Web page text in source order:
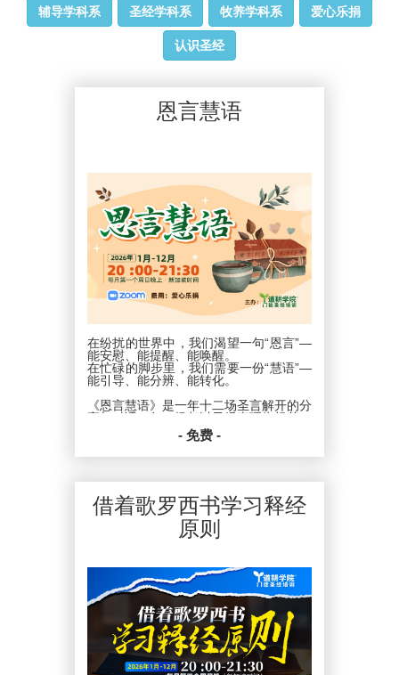
辅导学科系 圣经学科系 牧养学科系 爱心乐捐
认识圣经
恩言慧语
在纷扰的世界中，我们渴望一句“恩言”—
能安慰、能提醒、能唤醒。
在忙碌的脚步里，我们需要一份“慧语”—
能引导、能分辨、能转化。
《恩言慧语》是一年十二场圣言解开的分
享与对话，每一场都以圣经真理为根基，
结合生活的洞见与属灵的实践，帮助我
们： 在信仰中重新得力
在生活中活出恩典
另外【恩言慧语】也会让你的读经生活产
生变化！
手握“红、蓝、紫、绿、橙”五色神剑，
掌握“相同、相似、相反、相关、相称”的
寻宝图，像侦探一样解开经文奥秘！
从这里开始，真正读懂、祷读、活出上帝
立即加入，发现圣经的可爱与深刻！
日期：2026年1月4-12月6日
新加坡时间：每月第一个周日晚上
20:00-21:30
平台：ZOOM
费用：爱心乐捐
- 免费 -
借着歌罗西书学习释经
原则